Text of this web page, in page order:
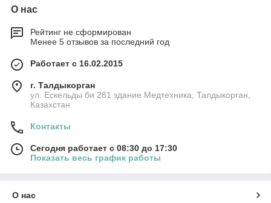
всех работников медицинских учреждений, которые
связаны с обслуживанием населения:
Лаборатории и исследовательские
Больницы, профилактории и
поликлиники
терморегуляции
Предотвращают распространение
Легко отстирываются и отличаются
износостойкостью
О нас
Рейтинг не сформирован
Менее 5 отзывов за последний год
Работает с 16.02.2015
г. Талдыкорган
ул. Ескельды би 281 здание Медтехника, Талдыкорган,
Казахстан
Контакты
Сегодня работает с 08:30 до 17:30
Показать весь график работы
О нас